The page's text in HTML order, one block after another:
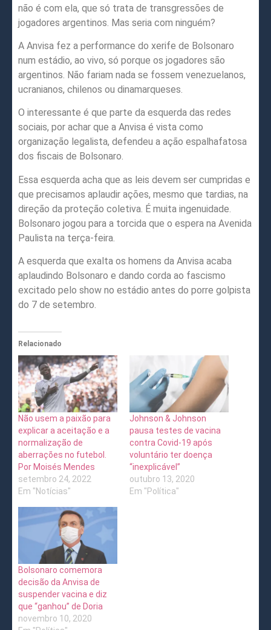
não é com ela, que só trata de transgressões de
jogadores argentinos. Mas seria com ninguém?
A Anvisa fez a performance do xerife de Bolsonaro
num estádio, ao vivo, só porque os jogadores são
argentinos. Não fariam nada se fossem venezuelanos,
ucranianos, chilenos ou dinamarqueses.
O interessante é que parte da esquerda das redes
sociais, por achar que a Anvisa é vista como
organização legalista, defendeu a ação espalhafatosa
dos fiscais de Bolsonaro.
Essa esquerda acha que as leis devem ser cumpridas e
que precisamos aplaudir ações, mesmo que tardias, na
direção da proteção coletiva. É muita ingenuidade.
Bolsonaro jogou para a torcida que o espera na Avenida
Paulista na terça-feira.
A esquerda que exalta os homens da Anvisa acaba
aplaudindo Bolsonaro e dando corda ao fascismo
excitado pelo show no estádio antes do porre golpista
do 7 de setembro.
Relacionado
Não usem a paixão para
explicar a aceitação e a
normalização de
aberrações no futebol.
Por Moisés Mendes
setembro 24, 2022
Em "Notícias"
Johnson & Johnson
pausa testes de vacina
contra Covid-19 após
voluntário ter doença
“inexplicável”
outubro 13, 2020
Em "Política"
Bolsonaro comemora
decisão da Anvisa de
suspender vacina e diz
que “ganhou” de Doria
novembro 10, 2020